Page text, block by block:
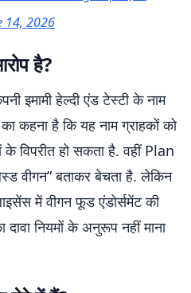
14, 2026
है?
इमामी हेल्दी एंड टेस्टी के नाम
कहना है कि यह नाम ग्राहकों को
विपरीत हो सकता है. वहीं Plan
वीगन” बताकर बेचता है. लेकिन
में वीगन फूड एंडोर्समेंट की
नियमों के अनुरूप नहीं माना